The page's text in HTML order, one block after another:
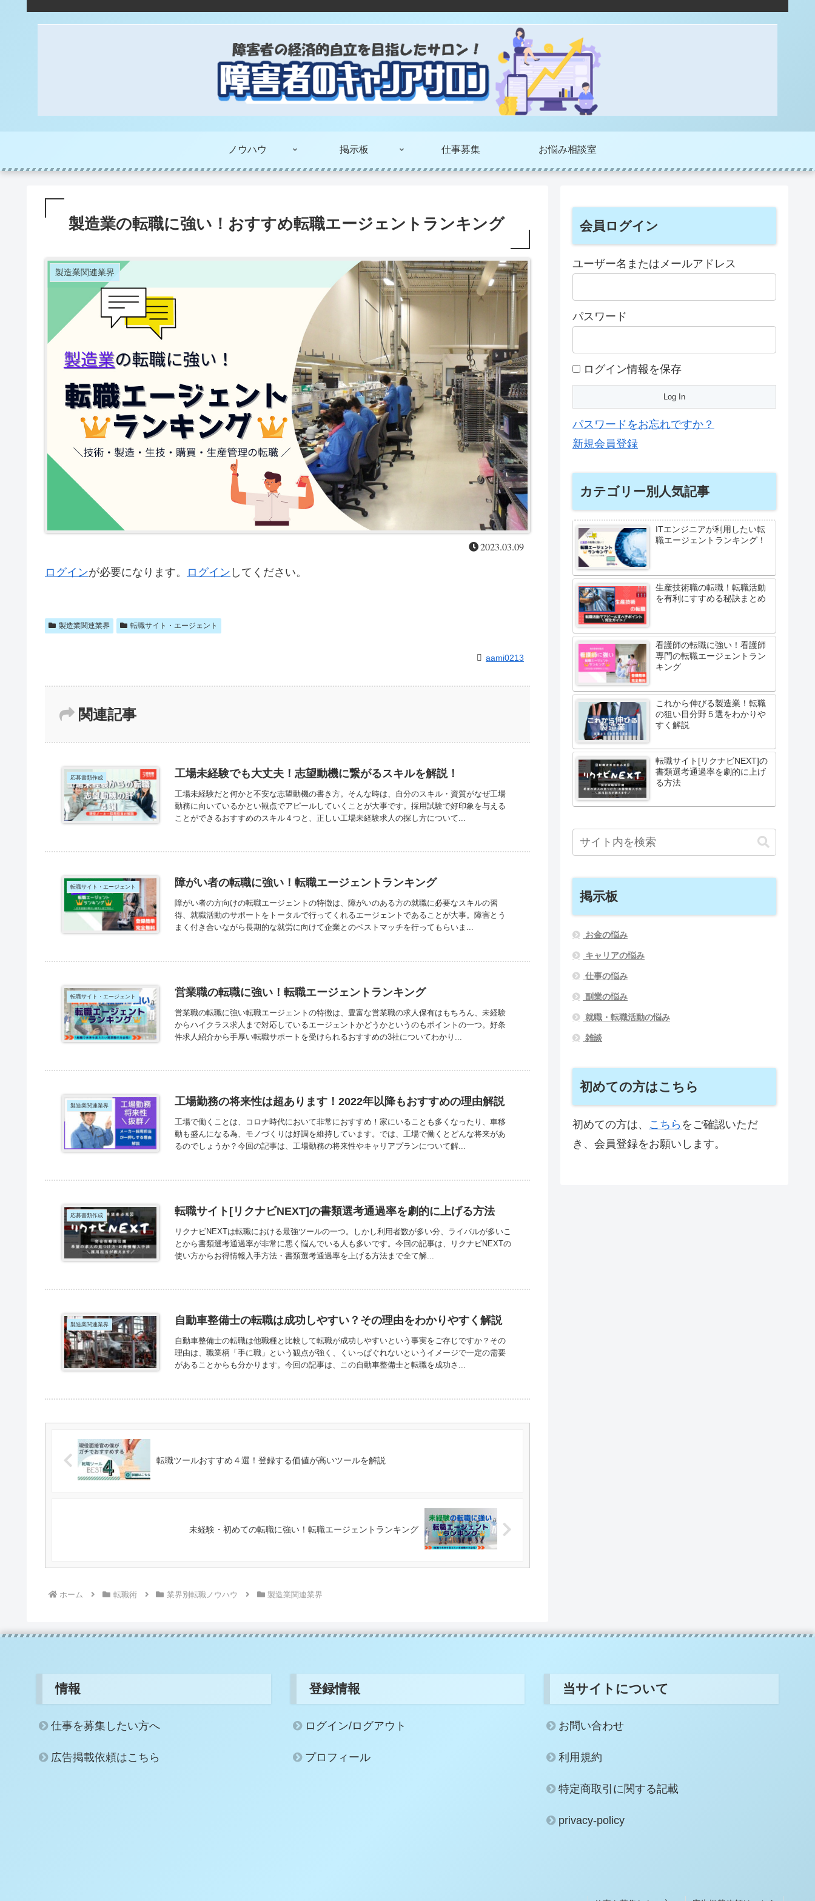
ノウハウ 掲示板 仕事募集 お悩み相談室
製造業の転職に強い！おすすめ転職エージェントランキング
製造業関連業界
2023.03.09
ログインが必要になります。 ログイン してください。
製造業関連業界 転職サイト・エージェント
aami0213
関連記事
応募書類作成 工場未経験でも大丈夫！志望動機に繋がるスキルを解説！
工場未経験だと何かと不安な志望動機の書き方。そんな時は、自分のスキル・資質がなぜ工場
勤務に向いているかとい観点でアピールしていくことが大事です。採用試験で好印象を与える
ことができるおすすめのスキル４つと、正しい工場未経験求人の探し方について...
転職サイト・エージェント 障がい者の転職に強い！転職エージェントランキング
障がい者の方向けの転職エージェントの特徴は、障がいのある方の就職に必要なスキルの習
得、就職活動のサポートをトータルで行ってくれるエージェントであることが大事。障害とう
まく付き合いながら長期的な就労に向けて企業とのベストマッチを行ってもらいま...
転職サイト・エージェント 営業職の転職に強い！転職エージェントランキング
営業職の転職に強い転職エージェントの特徴は、豊富な営業職の求人保有はもちろん、未経験
からハイクラス求人まで対応しているエージェントかどうかというのもポイントの一つ。好条
件求人紹介から手厚い転職サポートを受けられるおすすめの3社についてわかり...
製造業関連業界 工場勤務の将来性は超あります！2022年以降もおすすめの理由解説
工場で働くことは、コロナ時代において非常におすすめ！家にいることも多くなったり、車移
動も盛んになる為、モノづくりは好調を維持しています。では、工場で働くとどんな将来があ
るのでしょうか？今回の記事は、工場勤務の将来性やキャリアプランについて解...
応募書類作成 転職サイト[リクナビNEXT]の書類選考通過率を劇的に上げる方法
リクナビNEXTは転職における最強ツールの一つ。しかし利用者数が多い分、ライバルが多いこ
とから書類選考通過率が非常に悪く悩んでいる人も多いです。今回の記事は、リクナビNEXTの
使い方からお得情報入手方法・書類選考通過率を上げる方法まで全て解...
製造業関連業界 自動車整備士の転職は成功しやすい？その理由をわかりやすく解説
自動車整備士の転職は他職種と比較して転職が成功しやすいという事実をご存じですか？その
理由は、職業柄「手に職」という観点が強く、くいっぱぐれないというイメージで一定の需要
があることからも分かります。今回の記事は、この自動車整備士と転職を成功さ...
転職ツールおすすめ４選！登録する価値が高いツールを解説
未経験・初めての転職に強い！転職エージェントランキング
ホーム 転職術 業界別転職ノウハウ 製造業関連業界
会員ログイン
ユーザー名またはメールアドレス
パスワード
ログイン情報を保存
パスワードをお忘れですか？
新規会員登録
カテゴリー別人気記事
ITエンジニアが利用したい転
職エージェントランキング！
生産技術職の転職！転職活動
を有利にすすめる秘訣まとめ
看護師の転職に強い！看護師
専門の転職エージェントラン
キング
これから伸びる製造業！転職
の狙い目分野５選をわかりや
すく解説
転職サイト[リクナビNEXT]の
書類選考通過率を劇的に上げ
る方法
掲示板
お金の悩み
キャリアの悩み
仕事の悩み
副業の悩み
就職・転職活動の悩み
雑談
初めての方はこちら
初めての方は、 こちら をご確認いただ
き、会員登録をお願いします。
情報
仕事を募集したい方へ
広告掲載依頼はこちら
登録情報
ログイン/ログアウト
プロフィール
当サイトについて
お問い合わせ
利用規約
特定商取引に関する記載
privacy-policy